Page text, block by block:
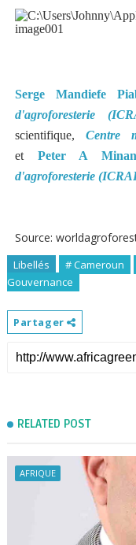
Serge Mandiefe
d'agroforesterie
scientifique,Centre
et Peter A
d'agroforesterie
Source:
Libellés # Cameroun
Gouvernance
Partager
RELATED POST
AFRIQUE